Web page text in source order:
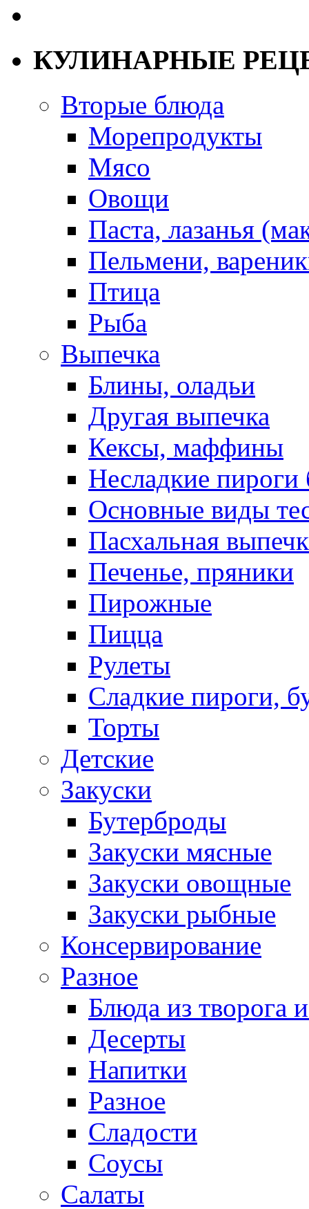
КУЛИНАРНЫЕ
Вторые блюда
Морепродукты
Мясо
Овощи
Паста, лазанья
Пельмени,
Птица
Рыба
Выпечка
Блины, оладьи
Другая выпечка
Кексы, маффины
Несладкие пироги
Основные виды
Пасхальная
Печенье, пряники
Пирожные
Пицца
Рулеты
Сладкие пироги,
Торты
Детские
Закуски
Бутерброды
Закуски мясные
Закуски овощные
Закуски рыбные
Консервирование
Разное
Блюда из творога
Десерты
Напитки
Разное
Сладости
Соусы
Салаты